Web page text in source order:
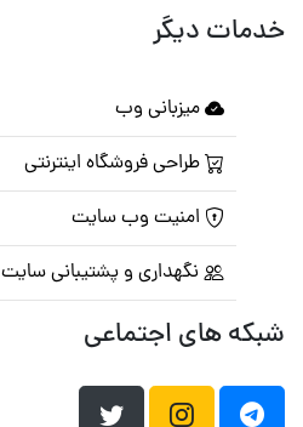
خدمات دیگر
میزبانی وب
طراحی فروشگاه اینترنتی
امنیت وب سایت
نگهداری و پشتیبانی سایت
شبکه های اجتماعی